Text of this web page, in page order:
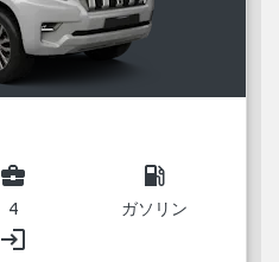
business_center
4
local_gas_station
ガソリン
login